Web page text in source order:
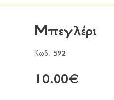
Μπεγλέρι
Κωδ: 592
10.00€